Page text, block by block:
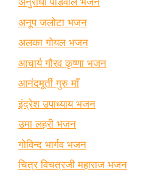
अनूप जलोटा भजन
अलका गोयल भजन
आचार्य गौरव कृष्णा भजन
आनंदमूर्ती गुरु माँ
इंद्रेश उपाध्याय भजन
उमा लहरी भजन
गोविन्द भार्गव भजन
चित्र विचत्रजी महाराज भजन